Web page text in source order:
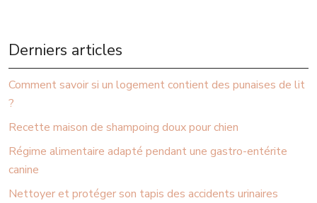
Derniers articles
Comment savoir si un logement contient des punaises de lit
?
Recette maison de shampoing doux pour chien
Régime alimentaire adapté pendant une gastro-entérite
canine
Nettoyer et protéger son tapis des accidents urinaires